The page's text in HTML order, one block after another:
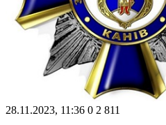
28.11.2023, 11:36 0 2 811